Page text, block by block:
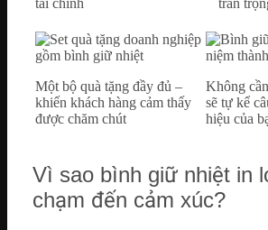
Một bộ quà tặng đầy đủ –
khiến khách hàng cảm thấy
được chăm chút
Không
sẽ tự kể
hiệu của
Vì sao bình giữ nhiệt in
chạm đến cảm xúc?